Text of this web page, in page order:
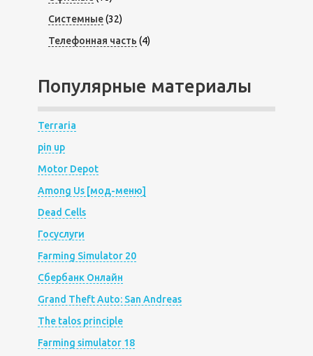
Системные(32)
Телефонная часть (4)
Популярные материалы
Terraria
pin up
Motor Depot
Among Us [мод-меню]
Dead Cells
Госуслуги
Farming Simulator 20
Сбербанк Онлайн
Grand Theft Auto: San Andreas
The talos principle
Farming simulator 18